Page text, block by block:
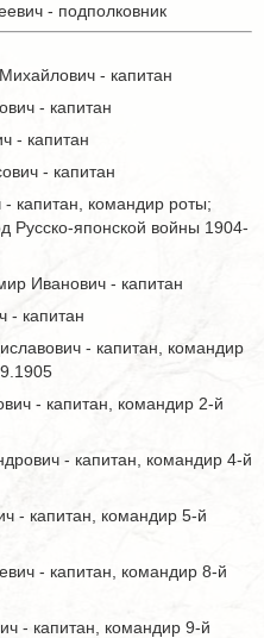
- подполковник
- капитан
- капитан
- капитан
- капитан
капитан, командир роты;
Русско-японской войны 1904-
Иванович - капитан
- капитан
- капитан, командир
- капитан, командир 2-й
- капитан, командир 4-й
- капитан, командир 5-й
- капитан, командир 8-й
- капитан, командир 9-й